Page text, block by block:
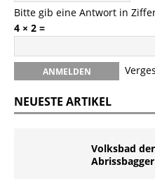
Bitte gib eine Antwort in
4 × 2 =
NEUESTE ARTIKEL
Volksbad